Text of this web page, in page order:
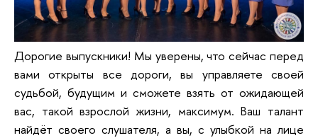
Дорогие выпускники! Мы уверены, что сейчас перед
вами открыты все дороги, вы управляете своей
судьбой, будущим и сможете взять от ожидающей
вас, такой взрослой жизни, максимум. Ваш талант
найдёт своего слушателя, а вы, с улыбкой на лице